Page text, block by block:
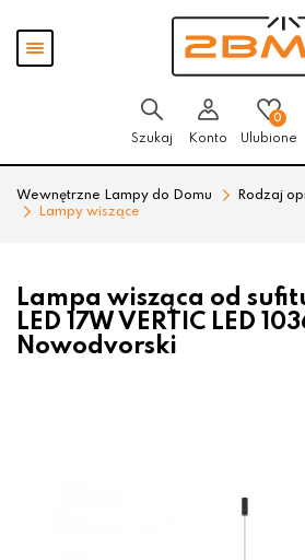
Pokaż
menu
Szukaj Konto
0
Ulubione
Wewnętrzne Lampy do Domu
Rodzaj
Lampy wiszące
Lampa wisząca od
LED 17W VERTIC LED
Nowodvorski